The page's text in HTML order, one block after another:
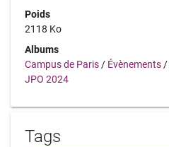
Poids
2118 Ko
Albums
Campus de Paris / Évènements /
JPO 2024
Tags